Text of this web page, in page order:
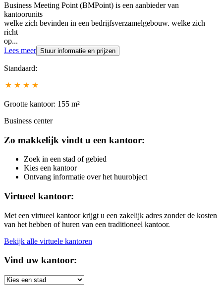
Business Meeting Point (BMPoint) is een aanbieder van
kantoorunits
welke zich bevinden in een bedrijfsverzamelgebouw. welke zich
richt
op...
Lees meer Stuur informatie en prijzen
Standaard:
Grootte kantoor: 155 m²
Business center
Zo makkelijk vindt u een kantoor:
Zoek in een stad of gebied
Kies een kantoor
Ontvang informatie over het huurobject
Virtueel kantoor:
Met een virtueel kantoor krijgt u een zakelijk adres zonder de kosten
van het hebben of huren van een traditioneel kantoor.
Bekijk alle virtuele kantoren
Vind uw kantoor: